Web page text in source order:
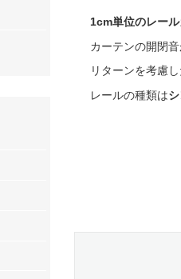
1cm単位のレー
カーテンの開閉
リターンを考慮
レールの種類は